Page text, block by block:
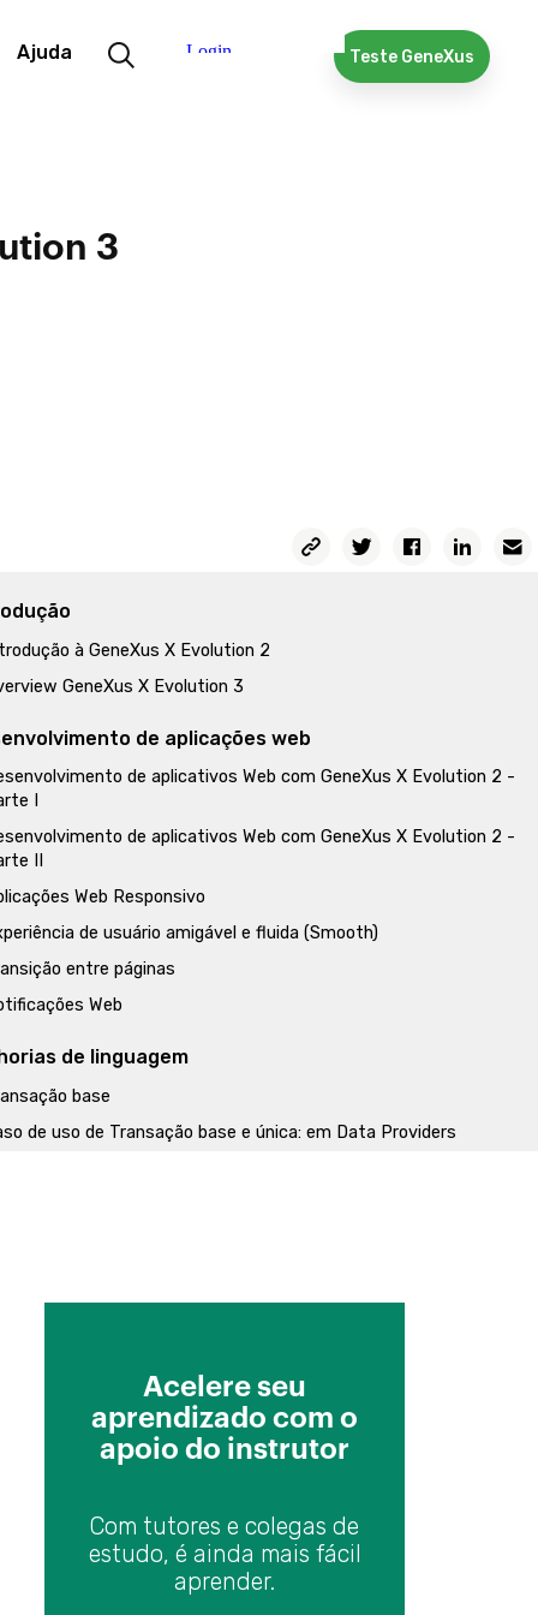
Ajuda Teste GeneXus
3
à GeneXus X Evolution 2
GeneXus X Evolution 3
de aplicações web
de aplicativos Web com GeneXus X Evolution 2 -
I
de aplicativos Web com GeneXus X Evolution 2 -
II
Web Responsivo
de usuário amigável e fluida (Smooth)
entre páginas
Web
de linguagem
base
de uso de Transação base e única: em Data Providers
nuevo en GXserver y en GXflow X Ev.2
um BPM em um Smart Device
de dados com formulários dinâmicos
- novos Recursos
e modelo conceitual
Acelere seu
aprendizado com o
apoio do instrutor
Com tutores e colegas de
estudo, é ainda mais fácil
aprender.